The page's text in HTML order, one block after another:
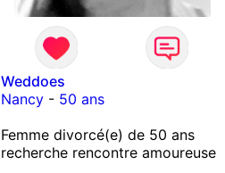
Weddoes
Nancy- 50 ans
Femme divorcé(e) de 50 ans
recherche rencontre amoureuse